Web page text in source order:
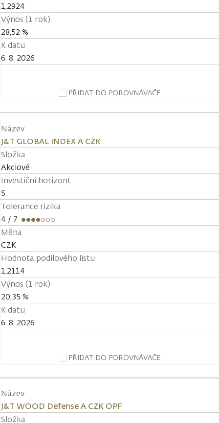
1,2924
Výnos (1 rok)
28,52 %
K datu
6. 8. 2026
PŘIDAT DO POROVNÁVAČE
Název
J&T GLOBAL INDEX A CZK
Složka
Akciové
Investiční horizont
5
Tolerance rizika
4 / 7
Měna
CZK
Hodnota podílového listu
1,2114
Výnos (1 rok)
20,35 %
K datu
6. 8. 2026
PŘIDAT DO POROVNÁVAČE
Název
J&T WOOD Defense A CZK OPF
Složka